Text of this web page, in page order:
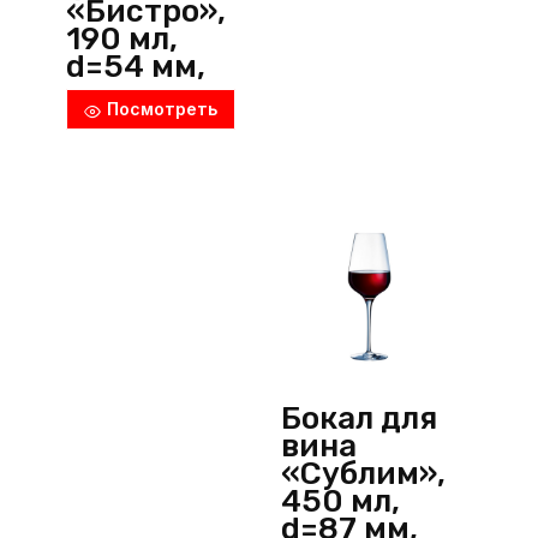
«Бистро»,
190 мл,
d=54 мм,
h=190 мм,
стекло,
Посмотреть
Бокал для
вина
«Сублим»,
450 мл,
d=87 мм,